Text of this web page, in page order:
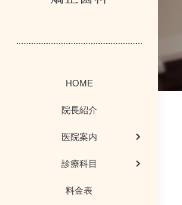
HOME
院長紹介
医院案内
診療科目
料金表